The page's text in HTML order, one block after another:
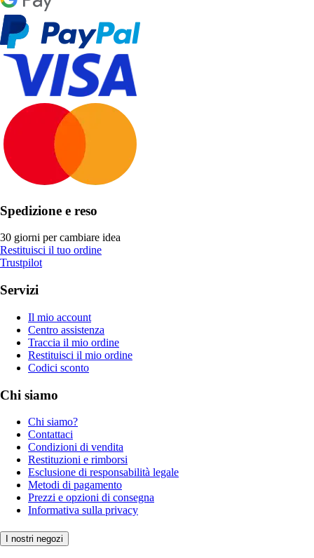
Spedizione e reso
30 giorni per cambiare idea
Restituisci il tuo ordine
Trustpilot
Servizi
Il mio account
Centro assistenza
Traccia il mio ordine
Restituisci il mio ordine
Codici sconto
Chi siamo
Chi siamo?
Contattaci
Condizioni di vendita
Restituzioni e rimborsi
Esclusione di responsabilità legale
Metodi di pagamento
Prezzi e opzioni di consegna
Informativa sulla privacy
I nostri negozi